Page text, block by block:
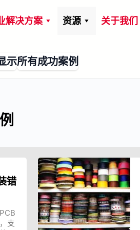
解决方案 资源 关于我们
示所有成功案例
错
支